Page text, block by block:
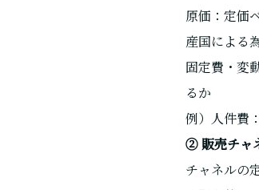
原価：定価
産国による
固定費・変
るか
例）人件費
② 販売チャ
チャネルの